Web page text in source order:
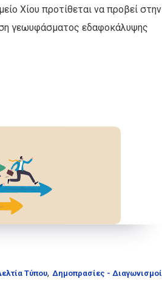
Χίου προτίθεται να προβεί στην
γεωυφάσματος εδαφοκάλυψης
Τύπου, Δημοπρασίες - Διαγωνισμοί